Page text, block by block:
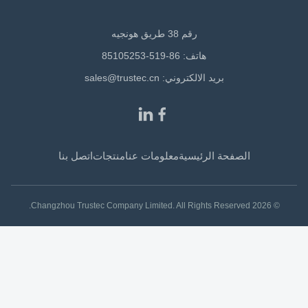
هاتف: 86-519-85105253
بريد الالكتروني: sales@trustec.cn
الصفحة الرئيسيةمعلومات عنامنتجاتاتصل بنا